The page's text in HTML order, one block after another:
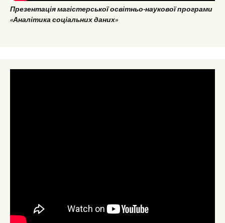
Презентація магістерської освітньо-наукової програми
«Аналітика соціальних даних»